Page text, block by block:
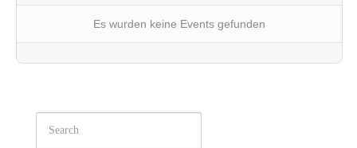
Es wurden keine Events gefunden